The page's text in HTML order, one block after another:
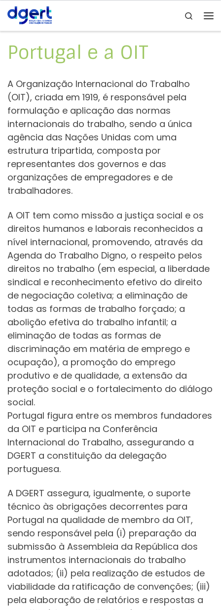
Skip to content
Search
Portugal e a OIT
A Organização Internacional do Trabalho
(OIT), criada em 1919, é responsável pela
formulação e aplicação das normas
internacionais do trabalho, sendo a única
agência das Nações Unidas com uma
estrutura tripartida, composta por
representantes dos governos e das
organizações de empregadores e de
trabalhadores.
A OIT tem como missão a justiça social e os
direitos humanos e laborais reconhecidos a
nível internacional, promovendo, através da
Agenda do Trabalho Digno, o respeito pelos
direitos no trabalho (em especial, a liberdade
sindical e reconhecimento efetivo do direito
de negociação coletiva; a eliminação de
todas as formas de trabalho forçado; a
abolição efetiva do trabalho infantil; a
eliminação de todas as formas de
discriminação em matéria de emprego e
ocupação), a promoção do emprego
produtivo e de qualidade, a extensão da
proteção social e o fortalecimento do diálogo
social.
Portugal figura entre os membros fundadores
da OIT e participa na Conferência
Internacional do Trabalho, assegurando a
DGERT a constituição da delegação
portuguesa.
A DGERT assegura, igualmente, o suporte
técnico às obrigações decorrentes para
Portugal na qualidade de membro da OIT,
sendo responsável pela (i) preparação da
submissão à Assembleia da República dos
instrumentos internacionais do trabalho
adotados; (ii) pela realização de estudos de
viabilidade da ratificação de convenções; (iii)
pela elaboração de relatórios e respostas a